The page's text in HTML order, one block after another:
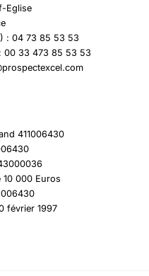
Eglise
: 04 73 85 53 53
00 33 473 85 53 53
411006430
10 000 Euros
février 1997